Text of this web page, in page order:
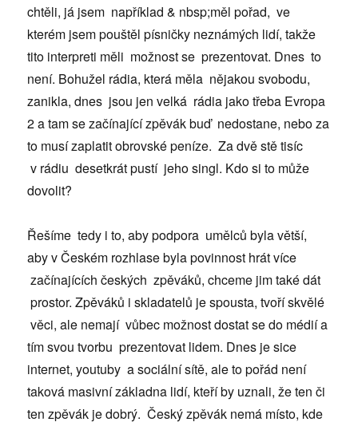
chtěli, já jsem například & nbsp;měl pořad, ve
kterém jsem pouštěl písničky neznámých lidí, takže
tito interpreti měli možnost se prezentovat. Dnes to
není. Bohužel rádia, která měla nějakou svobodu,
zanikla, dnes jsou jen velká rádia jako třeba Evropa
2 a tam se začínající zpěvák buď nedostane, nebo za
to musí zaplatit obrovské peníze. Za dvě stě tisíc
v rádiu desetkrát pustí jeho singl. Kdo si to může
dovolit?
Řešíme tedy i to, aby podpora umělců byla větší,
aby v Českém rozhlase byla povinnost hrát více
začínajících českých zpěváků, chceme jim také dát
prostor. Zpěváků i skladatelů je spousta, tvoří skvělé
věci, ale nemají vůbec možnost dostat se do médií a
tím svou tvorbu prezentovat lidem. Dnes je sice
internet, youtuby a sociální sítě, ale to pořád není
taková masivní základna lidí, kteří by uznali, že ten či
ten zpěvák je dobrý. Český zpěvák nemá místo, kde